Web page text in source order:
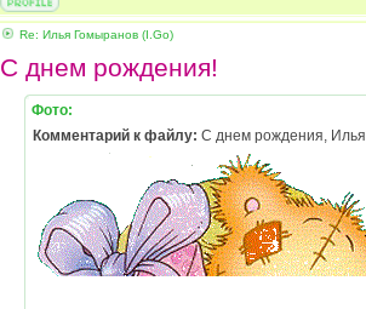
Re: Илья Гомыранов (I.Go)
С днем рождения!
Фото:
Комментарий к файлу: С днем рождения,